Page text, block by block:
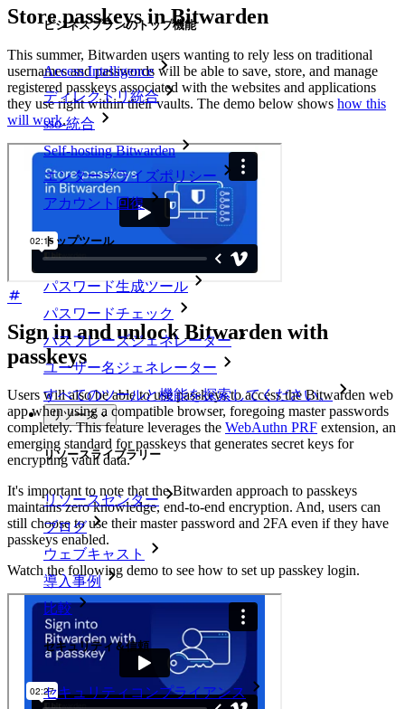
ビジネスプランのトップ機能
Access Intelligence
ディレクトリ統合
sso-統合
Self-hosting Bitwarden
エンタープライズポリシー
アカウント回復
トップツール
パスワード生成ツール
パスワードチェック
パスフレーズジェネレーター
ユーザー名ジェネレーター
すべてのツールと機能を探索してください。
リソース
リソースライブラリー
リソースセンター
ブログ
ウェブキャスト
導入事例
比較
セキュリティ＆信頼
セキュリティコンプライアンス
Store passkeys in Bitwarden
This summer, Bitwarden users wanting to rely less on traditional
usernames and passwords will be able to save, store, and manage
registered passkeys associated with the websites and applications
they use right within their vaults. The demo below shows how this
will work.
Sign in and unlock Bitwarden with
passkeys
Users will also be able to use passkeys to access the Bitwarden web
app when using a compatible browser, foregoing master passwords
completely. This feature leverages the WebAuthn PRF extension, an
emerging standard for passkeys that generates secret keys for
encrypting vault data.
It's important to note that the Bitwarden approach to passkeys
maintains zero knowledge, end-to-end encryption. And, users can
still choose to use their master password and 2FA even if they have
passkeys enabled.
Watch the following demo to see how to set up passkey login.